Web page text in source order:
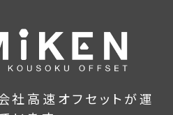
高速オフセットが運